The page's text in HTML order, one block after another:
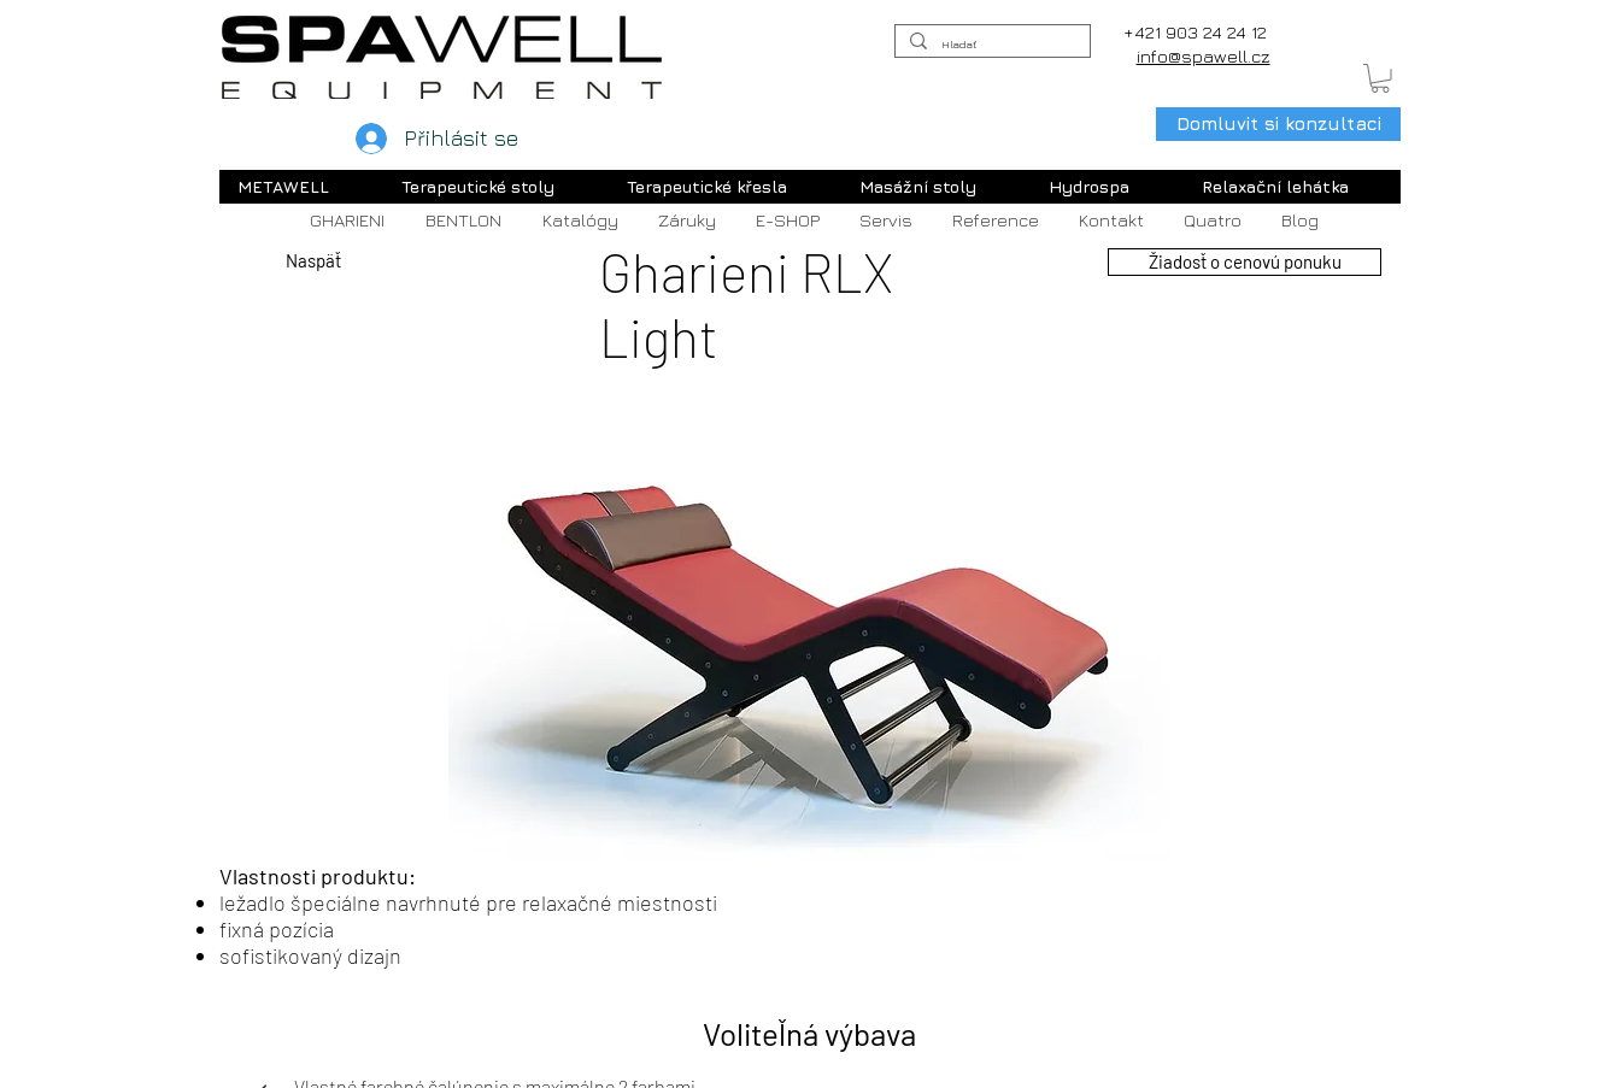
Přihlásit se
info@spawell.cz
+421 903 24 24 12
Domluvit si konzultaci
METAWELL Terapeutické stoly Terapeutické křesla Masážní stoly Hydrospa
Relaxační lehátka
GHARIENI
BENTLON Katalógy Záruky E-SHOP Servis Reference Kontakt Quatro Blog
Naspäť
Gharieni RLX
Light
Žiadosť o cenovú ponuku
Vlastnosti produktu:
ležadlo špeciálne navrhnuté pre relaxačné miestnosti
fixná pozícia
sofistikovaný dizajn
Voliteľná výbava